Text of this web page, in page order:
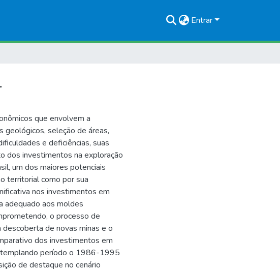
Entrar
que envolvem a
geológicos, seleção de áreas,
e deficiências, suas
dos investimentos na exploração
um dos maiores potenciais
territorial como por sua
nos investimentos em
adequado aos moldes
o processo de
de novas minas e o
dos investimentos em
período o 1986-1995
de destaque no cenário